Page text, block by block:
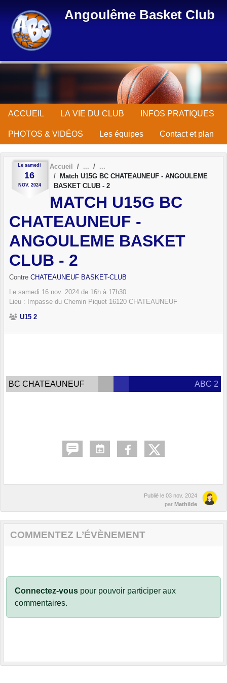
Angoulême Basket Club
ACCUEIL LA VIE DU CLUB INFOS PRATIQUES
PHOTOS & VIDÉOS Les équipes Contact et plan
Le samedi
16
NOV. 2024
Accueil
Match U15G BC CHATEAUNEUF - ANGOULEME
BASKET CLUB - 2
MATCH U15G BC
CHATEAUNEUF -
ANGOULEME BASKET
CLUB - 2
Contre CHATEAUNEUF BASKET-CLUB
Le samedi 16 nov. 2024 de 16h à 17h30
Lieu :
Impasse du Chemin Piquet 16120 CHATEAUNEUF
U15 2
BC CHATEAUNEUF ABC 2
Publié le 03 nov. 2024
par Mathilde
COMMENTEZ L’ÉVÈNEMENT
Connectez-vous pour pouvoir participer aux
commentaires.